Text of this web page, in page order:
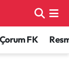
Çorum FK